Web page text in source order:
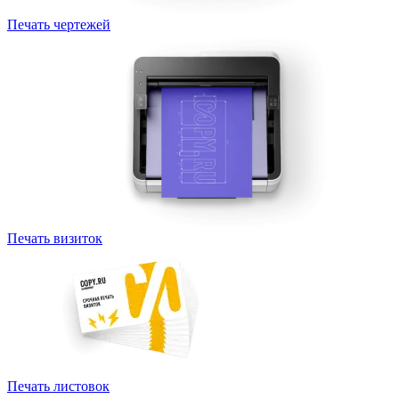
Печать чертежей
Печать визиток
Печать листовок